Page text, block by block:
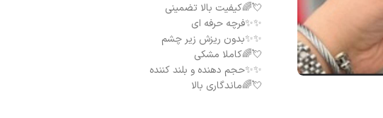
💘🌈کیفیت بالا تضمینی
✨✨فرچه‌ حرفه ای
✨✨بدون ریزش زیر چشم
💘🌈کاملا مشکی
✨✨حجم دهنده و بلند کننده
💘🌈ماندگاری بالا